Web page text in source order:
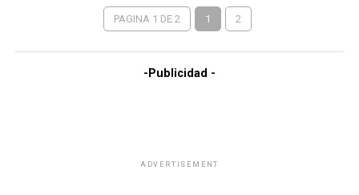
PAGINA 1 DE 2 1 2
-Publicidad -
ADVERTISEMENT